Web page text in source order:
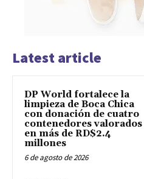
Latest article
DP World fortalece la
limpieza de Boca Chica
con donación de cuatro
contenedores valorados
en más de RD$2.4
millones
6 de agosto de 2026